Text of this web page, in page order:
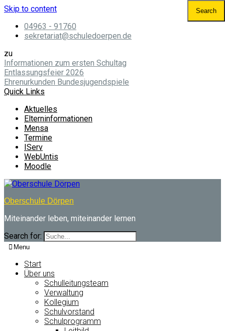
Skip to content
04963 - 91760
sekretariat@schuledoerpen.de
zu
Informationen zum ersten Schultag
Entlassungsfeier 2026
Ehrenurkunden Bundesjugendspiele
Quick Links
Aktuelles
Elterninformationen
Mensa
Termine
IServ
WebUntis
Moodle
Oberschule Dörpen
Miteinander leben, miteinander lernen
Search for:
Menu
Start
Über uns
Schulleitungsteam
Verwaltung
Kollegium
Schulvorstand
Schulprogramm